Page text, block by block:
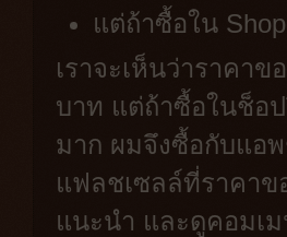
แต่ถ้าซื้อใน
เราจะเห็นว่าราคา
บาท แต่ถ้าซื้อในช็อ
มาก ผมจึงซื้อกับแอ
แฟลชเซลล์ที่ราคาข
แนะนำ และดูคอมเ